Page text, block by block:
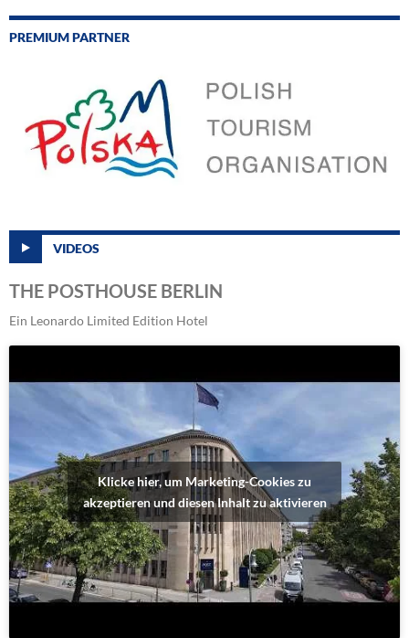
PREMIUM PARTNER
VIDEOS
THE POSTHOUSE BERLIN
Ein Leonardo Limited Edition Hotel
Klicke hier, um Marketing-Cookies zu
akzeptieren und diesen Inhalt zu aktivieren